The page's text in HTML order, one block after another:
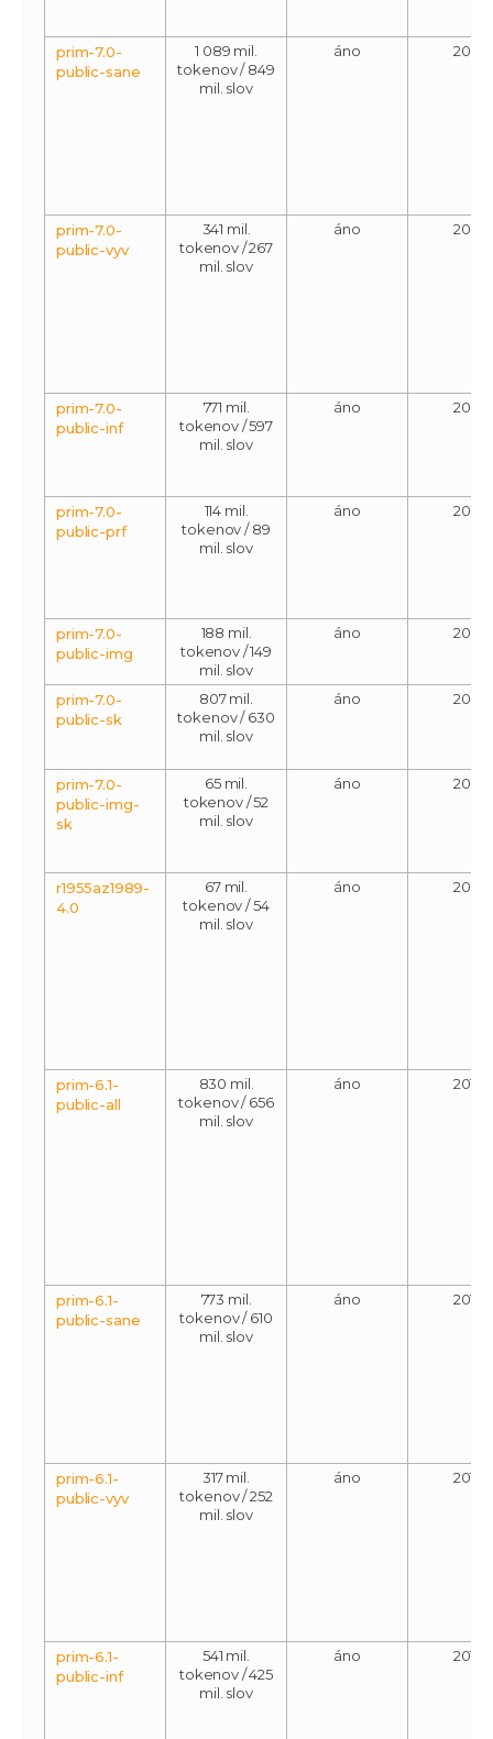
prim-7.0-
public-sane
1 089 mil.
tokenov / 849
mil. slov
áno 2015
prim-7.0-
public-vyv
341 mil.
tokenov / 267
mil. slov
áno 2015
prim-7.0-
public-inf
771 mil.
tokenov / 597
mil. slov
áno 2015
prim-7.0-
public-prf
114 mil.
tokenov / 89
mil. slov
áno 2015
prim-7.0-
public-img
188 mil.
tokenov / 149
mil. slov
áno 2015
prim-7.0-
public-sk
807 mil.
tokenov / 630
mil. slov
áno 2015
prim-7.0-
public-img-
sk
65 mil.
tokenov / 52
mil. slov
áno 2015
r1955az1989-
4.0
67 mil.
tokenov / 54
mil. slov
áno 2015
prim-6.1-
public-all
830 mil.
tokenov / 656
mil. slov
áno 2013
prim-6.1-
public-sane
773 mil.
tokenov / 610
mil. slov
áno 2013
prim-6.1-
public-vyv
317 mil.
tokenov / 252
mil. slov
áno 2013
prim-6.1-
public-inf
541 mil.
tokenov / 425
mil. slov
áno 2013